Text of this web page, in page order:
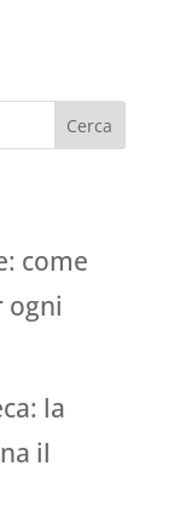
Cerca
come
ogni
la
il